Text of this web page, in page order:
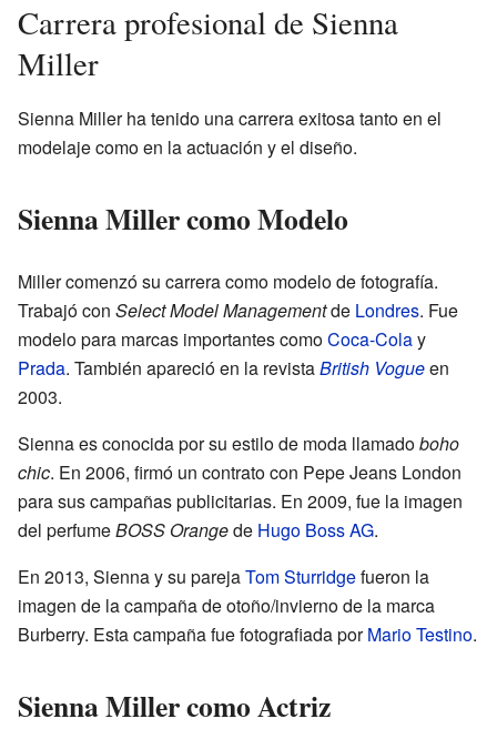
Carrera profesional de Sienna
Miller
Sienna Miller ha tenido una carrera exitosa tanto en el
modelaje como en la actuación y el diseño.
Sienna Miller como Modelo
Miller comenzó su carrera como modelo de fotografía.
Trabajó con Select Model Managementde Londres. Fue
modelo para marcas importantes comoCoca-Colay
Prada. También apareció en la revistaBritish Vogueen
2003.
Sienna es conocida por su estilo de moda llamadoboho
chic. En 2006, firmó un contrato con Pepe Jeans London
para sus campañas publicitarias. En 2009, fue la imagen
del perfumeBOSS Orangede Hugo Boss AG.
En 2013, Sienna y su parejaTom Sturridgefueron la
imagen de la campaña de otoño/invierno de la marca
Burberry. Esta campaña fue fotografiada porMario Testino.
Sienna Miller como Actriz